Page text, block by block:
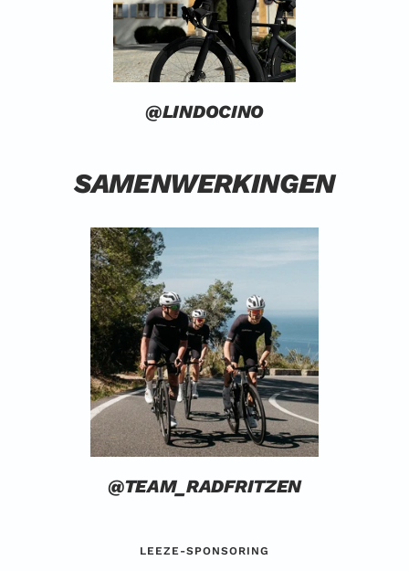
@LINDOCINO
SAMENWERKINGEN
@TEAM_RADFRITZEN
LEEZE-SPONSORING